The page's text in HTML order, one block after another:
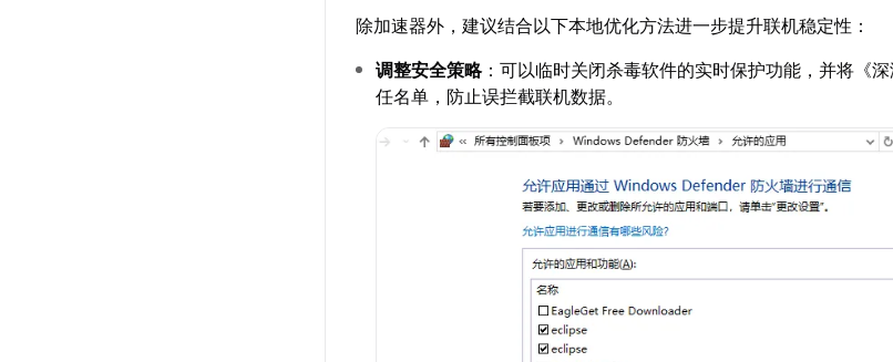
除加速器外，建议结合以下本地优化方法进一步提升联机稳定性：
调整安全策略：可以临时关闭杀毒软件的实时保护功能，并将《
任名单，防止误拦截联机数据。